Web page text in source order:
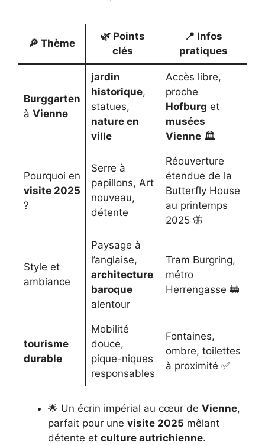
🔎 Thème
🌿 Points
clés
📍 Infos
pratiques
Burggarten
à Vienne
jardin
historique,
statues,
nature en
ville
Accès libre,
proche
Hofburg et
musées
Vienne🏛️
Pourquoi en
visite 2025
?
Serre à
papillons, Art
nouveau,
détente
Réouverture
étendue de la
Butterfly House
au printemps
2025 🦋
Style et
ambiance
Paysage à
l’anglaise,
architecture
baroque
alentour
Tram Burgring,
métro
Herrengasse 🚋
tourisme
durable
Mobilité
douce,
pique-niques
responsables
Fontaines,
ombre, toilettes
à proximité ✅
🌟 Un écrin impérial au cœur de Vienne,
parfait pour une visite 2025 mêlant
détente et culture autrichienne.